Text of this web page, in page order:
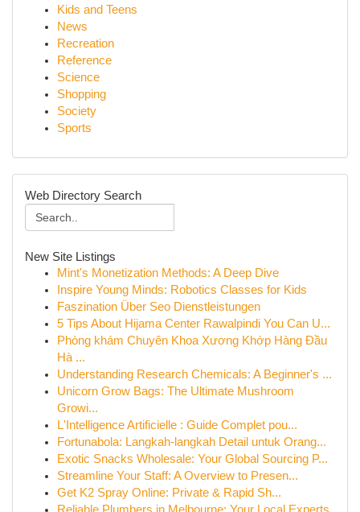
Kids and Teens
News
Recreation
Reference
Science
Shopping
Society
Sports
Web Directory Search
New Site Listings
Mint's Monetization Methods: A Deep Dive
Inspire Young Minds: Robotics Classes for Kids
Faszination Über Seo Dienstleistungen
5 Tips About Hijama Center Rawalpindi You Can U...
Phòng khám Chuyên Khoa Xương Khớp Hàng Đầu
Hà ...
Understanding Research Chemicals: A Beginner's ...
Unicorn Grow Bags: The Ultimate Mushroom
Growi...
L'Intelligence Artificielle : Guide Complet pou...
Fortunabola: Langkah-langkah Detail untuk Orang...
Exotic Snacks Wholesale: Your Global Sourcing P...
Streamline Your Staff: A Overview to Presen...
Get K2 Spray Online: Private & Rapid Sh...